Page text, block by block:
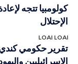
كولومبيا تتجه
الإحتلال
LOAI LOAI
الإسرائيليين